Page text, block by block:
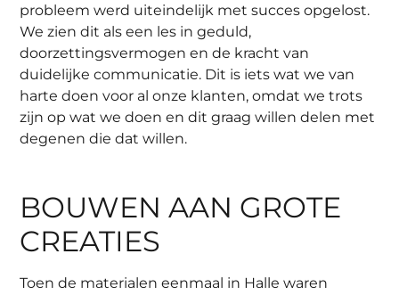
probleem werd uiteindelijk met succes opgelost.
We zien dit als een les in geduld,
doorzettingsvermogen en de kracht van
duidelijke communicatie. Dit is iets wat we van
harte doen voor al onze klanten, omdat we trots
zijn op wat we doen en dit graag willen delen met
degenen die dat willen.
BOUWEN AAN GROTE
CREATIES
Toen de materialen eenmaal in Halle waren